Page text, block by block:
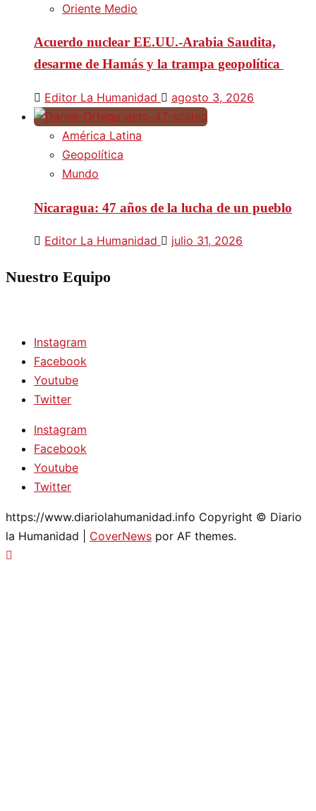
Oriente Medio
Acuerdo nuclear EE.UU.-Arabia Saudita,
desarme de Hamás y la trampa geopolítica
Editor La Humanidad agosto 3, 2026
América Latina
Geopolítica
Mundo
Nicaragua: 47 años de la lucha de un pueblo
Editor La Humanidad julio 31, 2026
Nuestro Equipo
Instagram
Facebook
Youtube
Twitter
Instagram
Facebook
Youtube
Twitter
https://www.diariolahumanidad.info Copyright © Diario
la Humanidad
CoverNews por AF themes.